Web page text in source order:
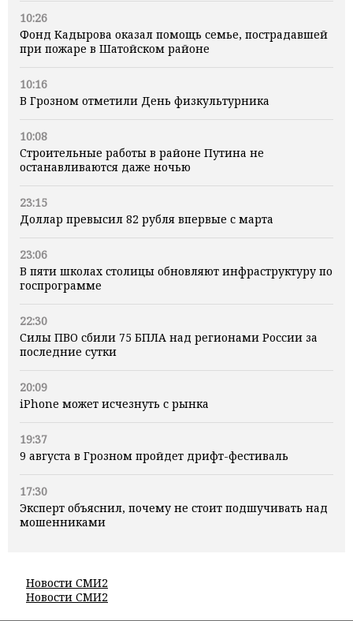
10:26
Фонд Кадырова оказал помощь семье, пострадавшей
при пожаре в Шатойском районе
10:16
В Грозном отметили День физкультурника
10:08
Строительные работы в районе Путина не
останавливаются даже ночью
23:15
Доллар превысил 82 рубля впервые с марта
23:06
В пяти школах столицы обновляют инфраструктуру по
госпрограмме
22:30
Силы ПВО сбили 75 БПЛА над регионами России за
последние сутки
20:09
iPhone может исчезнуть с рынка
19:37
9 августа в Грозном пройдет дрифт-фестиваль
17:30
Эксперт объяснил, почему не стоит подшучивать над
мошенниками
Новости СМИ2
Новости СМИ2